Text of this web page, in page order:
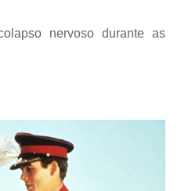
nervoso durante as